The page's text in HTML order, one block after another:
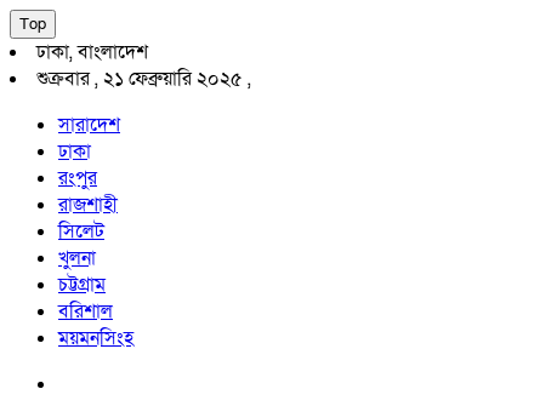
Top
ঢাকা, বাংলাদেশ
শুক্রবার , ২১ ফেব্রুয়ারি ২০২৫ ,
সারাদেশ
ঢাকা
রংপুর
রাজশাহী
সিলেট
খুলনা
চট্টগ্রাম
বরিশাল
ময়মনসিংহ